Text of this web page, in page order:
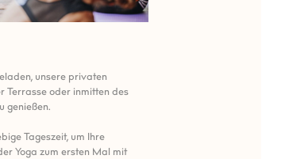
unsere privaten
Terrasse oder inmitten des
genießen.
Tageszeit, um Ihre
Yoga zum ersten Mal mit